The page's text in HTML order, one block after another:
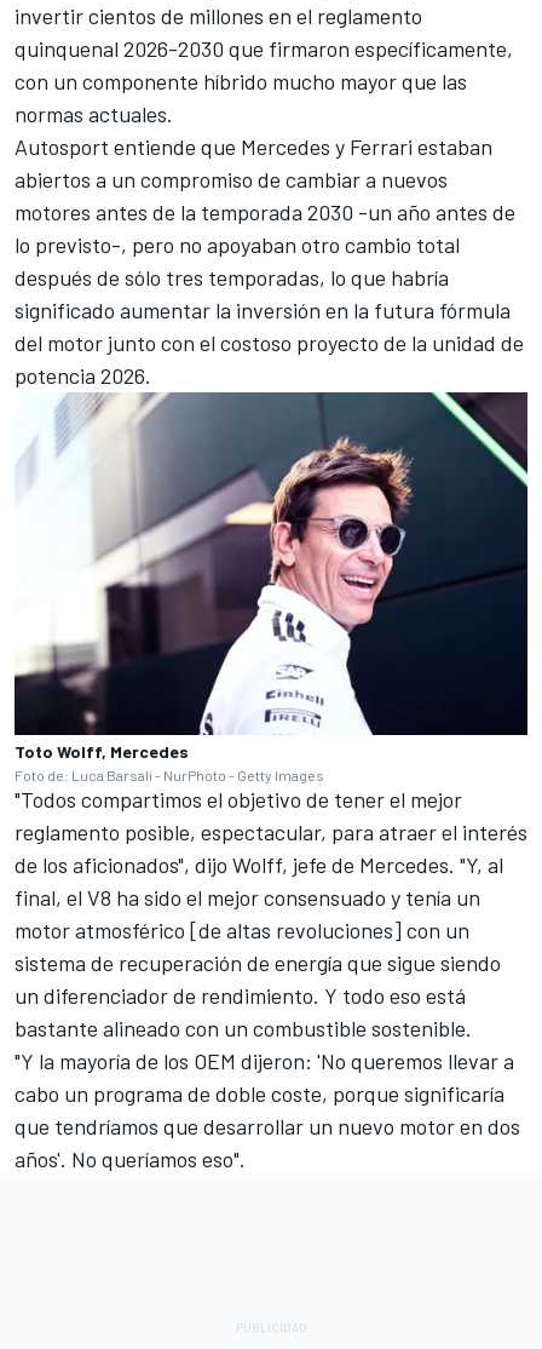
invertir cientos de millones en el reglamento
quinquenal 2026-2030 que firmaron específicamente,
con un componente híbrido mucho mayor que las
normas actuales.
Autosport entiende que Mercedes y Ferrari estaban
abiertos a un compromiso de cambiar a nuevos
motores antes de la temporada 2030 -un año antes de
lo previsto-, pero no apoyaban otro cambio total
después de sólo tres temporadas, lo que habría
significado aumentar la inversión en la futura fórmula
del motor junto con el costoso proyecto de la unidad de
potencia 2026.
Toto Wolff, Mercedes
Foto de: Luca Barsali - NurPhoto - Getty Images
"Todos compartimos el objetivo de tener el mejor
reglamento posible, espectacular, para atraer el interés
de los aficionados", dijo Wolff, jefe de Mercedes. "Y, al
final, el V8 ha sido el mejor consensuado y tenía un
motor atmosférico [de altas revoluciones] con un
sistema de recuperación de energía que sigue siendo
un diferenciador de rendimiento. Y todo eso está
bastante alineado con un combustible sostenible.
"Y la mayoría de los OEM dijeron: 'No queremos llevar a
cabo un programa de doble coste, porque significaría
que tendríamos que desarrollar un nuevo motor en dos
años'. No queríamos eso".